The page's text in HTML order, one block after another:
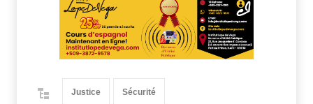
Justice Sécurité